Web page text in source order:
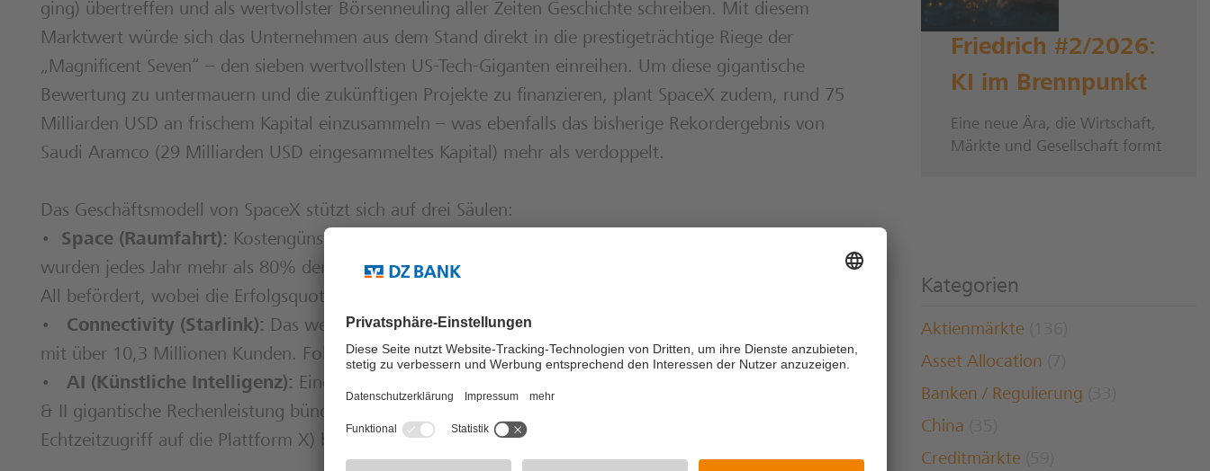
ging) übertreffen und als wertvollster Börsenneuling aller Zeiten Geschichte schreiben. Mit diesem
Marktwert würde sich das Unternehmen aus dem Stand direkt in die prestigeträchtige Riege der
„Magnificent Seven“ – den sieben wertvollsten US-Tech-Giganten einreihen. Um diese gigantische
Bewertung zu untermauern und die zukünftigen Projekte zu finanzieren, plant SpaceX zudem, rund 75
Milliarden USD an frischem Kapital einzusammeln – was ebenfalls das bisherige Rekordergebnis von
Saudi Aramco (29 Milliarden USD eingesammeltes Kapital) mehr als verdoppelt.
Das Geschäftsmodell von SpaceX stützt sich auf drei Säulen:
• Space (Raumfahrt): Kostengünstige, wiederverwendbare Raketen (Falcon & Starship). Seit 2023
wurden jedes Jahr mehr als 80% der weltweit transportierten Weltraum-Fracht mit Falcon-Raketen ins
All befördert, wobei die Erfolgsquote bei über 99% liegt.
• Connectivity (Starlink): Das weltweit größte Satelliten-Netzwerk für schnelles Breitband-Internet
mit über 10,3 Millionen Kunden. Fokus liegt auf dem Ausbau von direktem Satelliten-Mobilfunk.
• AI (Künstliche Intelligenz): Eine junge Sparte im Aufbau, die über die Supercomputer COLOSSUS I
& II gigantische Rechenleistung bündelt und eigene KI-Agenten sowie das Modell Grok (mit exklusivem
Echtzeitzugriff auf die Plattform X) betreibt.
Friedrich #2/2026:
KI im Brennpunkt
Eine neue Ära, die Wirtschaft,
Märkte und Gesellschaft formt
Kategorien
Aktienmärkte
Asset Allocation
Banken / Regulierung
China
Creditmärkte